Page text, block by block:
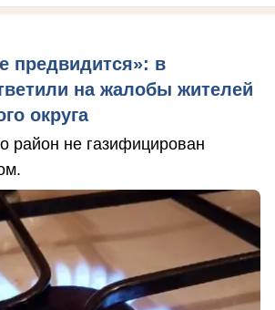
предвидится»: в
на жалобы жителей
округа
район не газифицирован